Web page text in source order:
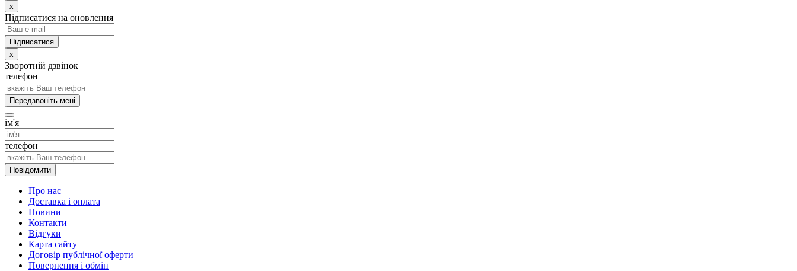
x
Підписатися на оновлення
x
Зворотній дзвінок
телефон
Передзвоніть мені
ім'я
телефон
Повідомити
Про нас
Доставка і оплата
Новини
Контакти
Відгуки
Карта сайту
Договір публічної оферти
Повернення і обмін